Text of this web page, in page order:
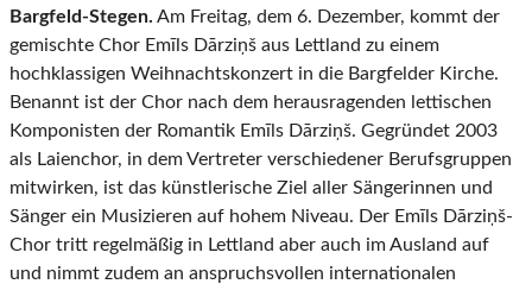
Bargfeld-Stegen. Am Freitag, dem 6. Dezember, kommt der
gemischte Chor Emīls Dārziņš aus Lettland zu einem
hochklassigen Weihnachtskonzert in die Bargfelder Kirche.
Benannt ist der Chor nach dem herausragenden lettischen
Komponisten der Romantik Emīls Dārziņš. Gegründet 2003
als Laienchor, in dem Vertreter verschiedener Berufsgruppen
mitwirken, ist das künstlerische Ziel aller Sängerinnen und
Sänger ein Musizieren auf hohem Niveau. Der Emīls Dārziņš-
Chor tritt regelmäßig in Lettland aber auch im Ausland auf
und nimmt zudem an anspruchsvollen internationalen